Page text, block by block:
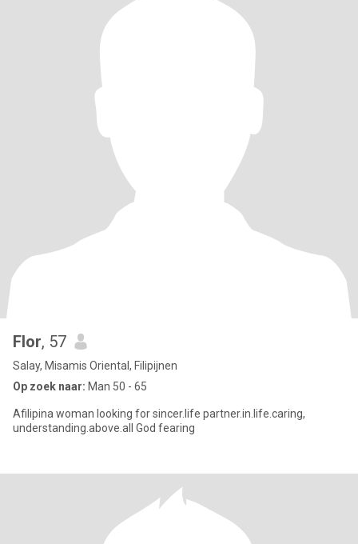
Flor, 57
Salay, Misamis Oriental, Filipijnen
Op zoek naar: Man 50 - 65
Afilipina woman looking for sincer.life partner.in.life.caring,
understanding.above.all God fearing